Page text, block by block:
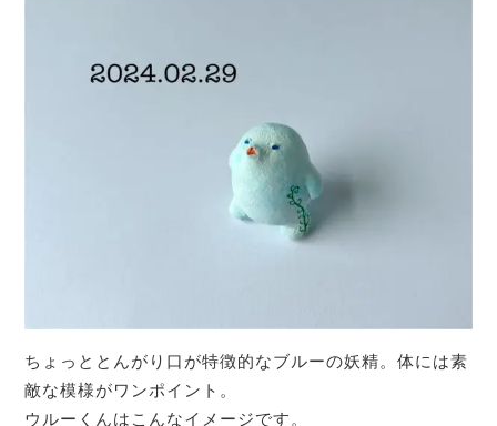
ちょっととんがり口が特徴的なブルーの妖精。体には素
敵な模様がワンポイント。
ウルーくんはこんなイメージです。